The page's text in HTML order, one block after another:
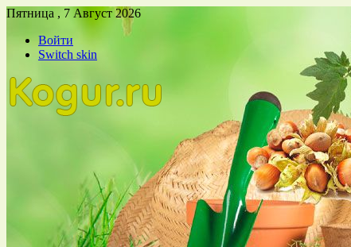
Пятница , 7 Август 2026
Войти
Switch skin